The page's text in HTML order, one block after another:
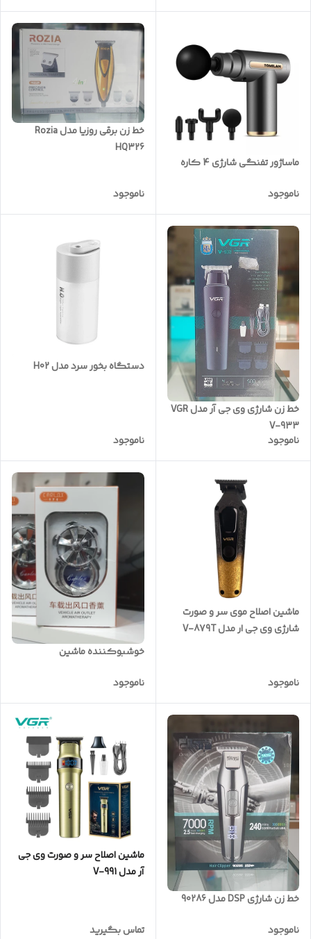
ماساژور تفنگی شارژی 4 کاره
ناموجود
خط زن برقی روزیا مدل Rozia
HQ326
ناموجود
خط زن شارژی وی جی آر مدل VGR
V-933
ناموجود
دستگاه بخور سرد مدل H02
ناموجود
ماشین اصلاح موی سر و صورت
شارژی وی جی ار مدل V-879T
ناموجود
خوشبوکننده ماشین
ناموجود
خط زن شارژی DSP مدل 90286
ناموجود
ماشین اصلاح سر و صورت وی جی
آر مدل V-991
تماس بگیرید